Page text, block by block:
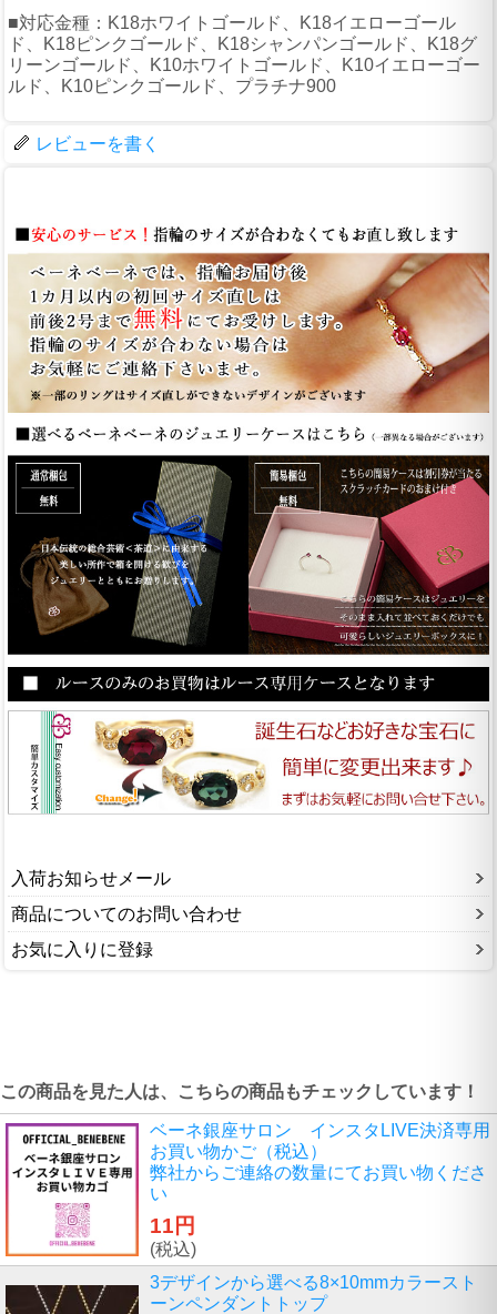
■対応金種：K18ホワイトゴールド、K18イエローゴール
ド、K18ピンクゴールド、K18シャンパンゴールド、K18グ
リーンゴールド、K10ホワイトゴールド、K10イエローゴー
ルド、K10ピンクゴールド、プラチナ900
レビューを書く
入荷お知らせメール
商品についてのお問い合わせ
お気に入りに登録
この商品を見た人は、こちらの商品もチェックしています！
ベーネ銀座サロン インスタLIVE決済専用
お買い物かご（税込）
弊社からご連絡の数量にてお買い物くださ
い
11円
(税込)
3デザインから選べる8×10mmカラースト
ーンペンダントトップ